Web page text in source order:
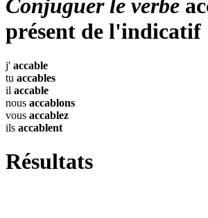
Conjuguer le verbe
présent de l'indicatif
j' accable
tu accables
il accable
nous accablons
vous accablez
ils accablent
Résultats